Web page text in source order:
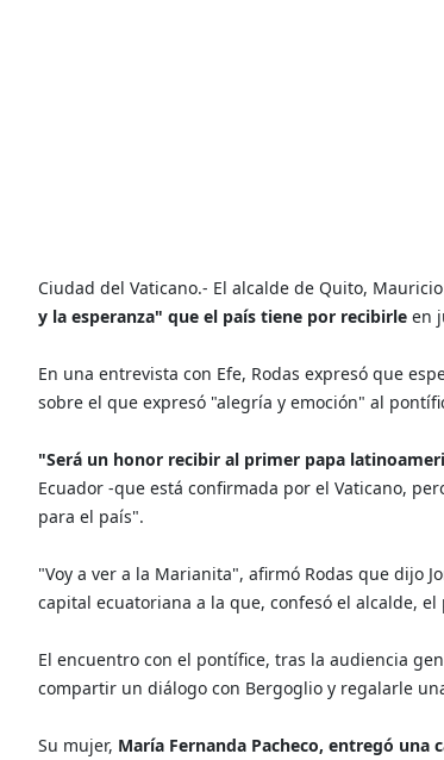
Ciudad del Vaticano.- El alcalde de Quito,
y la esperanza" que el país tiene por recibirle en
En una entrevista con Efe, Rodas expresó que
sobre el que expresó "alegría y emoción" al
"Será un honor recibir al primer papa
Ecuador -que está confirmada por el Vaticano,
para el país".
"Voy a ver a la Marianita", afirmó Rodas que dijo
capital ecuatoriana a la que, confesó el alcalde, el
El encuentro con el pontífice, tras la audiencia
compartir un diálogo con Bergoglio y regalarle
Su mujer, María Fernanda Pacheco, entregó